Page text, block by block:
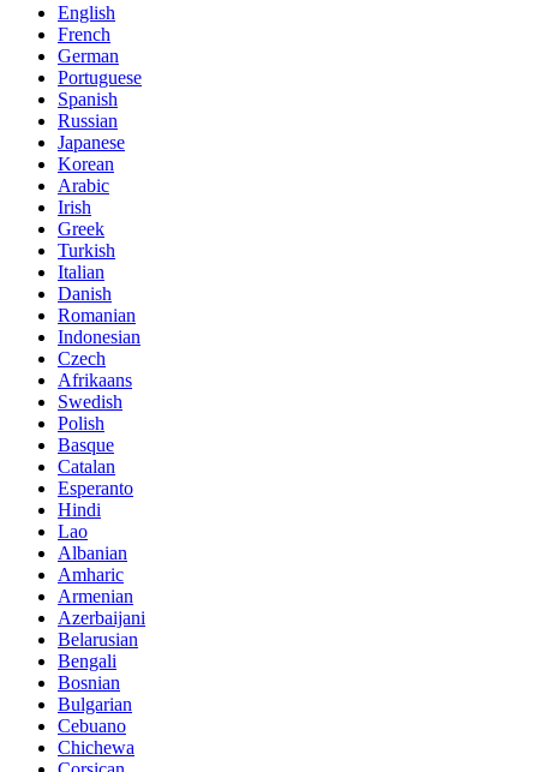
English
French
German
Portuguese
Spanish
Russian
Japanese
Korean
Arabic
Irish
Greek
Turkish
Italian
Danish
Romanian
Indonesian
Czech
Afrikaans
Swedish
Polish
Basque
Catalan
Esperanto
Hindi
Lao
Albanian
Amharic
Armenian
Azerbaijani
Belarusian
Bengali
Bosnian
Bulgarian
Cebuano
Chichewa